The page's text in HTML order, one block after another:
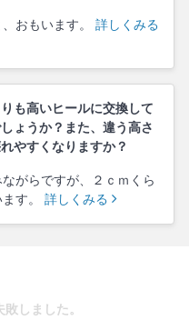
おもいます。 詳しくみる
も高いヒールに交換して
ょうか？また、違う高さ
やすくなりますか？
がらですが、２ｃｍくら
す。 詳しくみる
しました。